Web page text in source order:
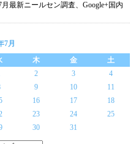
月最新ニールセン調査、Google+国内
7月
木 金
土
2 3
4
9 10
11
16 17
18
23 24
25
30 31